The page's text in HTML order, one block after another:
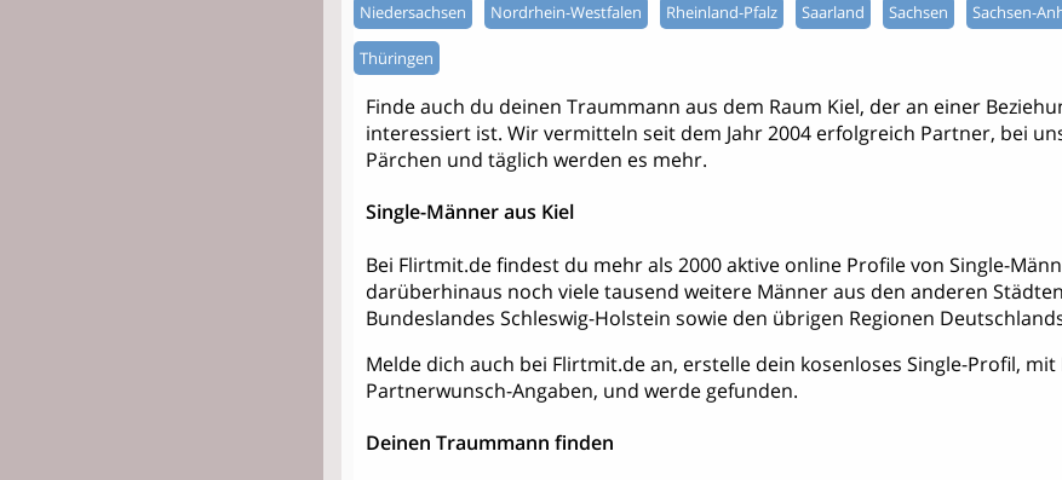
Niedersachsen Nordrhein-Westfalen Rheinland-Pfalz Saarland Sachsen Sachsen-
Thüringen
Finde auch du deinen Traummann aus dem Raum Kiel, der an einer
interessiert ist. Wir vermitteln seit dem Jahr 2004 erfolgreich Partner, bei
Pärchen und täglich werden es mehr.
Single-Männer aus Kiel
Bei Flirtmit.de findest du mehr als 2000 aktive online Profile von Single-
darüberhinaus noch viele tausend weitere Männer aus den anderen
Bundeslandes Schleswig-Holstein sowie den übrigen Regionen
Melde dich auch bei Flirtmit.de an, erstelle dein kosenloses Single-Profil,
Partnerwunsch-Angaben, und werde gefunden.
Deinen Traummann finden